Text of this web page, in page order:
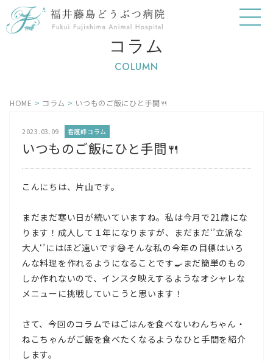
コラム
COLUMN
HOME > コラム > いつものご飯にひと手間🍴
2023.03.09 看護師コラム
いつものご飯にひと手間🍴
こんにちは、片山です。
まだまだ寒い日が続いていますね。私は今月で21歳にな
ります！成人して１年になりますが、まだまだ‘’立派な
大人‘’にはほど遠いです😅そんな私の今年の目標はいろ
んな料理を作れるようになることです🍳まだ簡単のもの
しか作れないので、インスタ映えするようなオシャレな
メニューに挑戦していこうと思います！
さて、今回のコラムではごはんを食べないわんちゃん・
ねこちゃんがご飯を食べたくなるようなひと手間を紹介
します。